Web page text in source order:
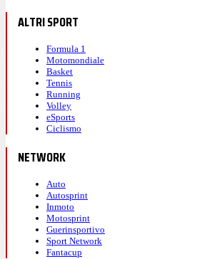
ALTRI SPORT
Formula 1
Motomondiale
Basket
Tennis
Running
Volley
eSports
Ciclismo
NETWORK
Auto
Autosprint
Inmoto
Motosprint
Guerinsportivo
Sport Network
Fantacup